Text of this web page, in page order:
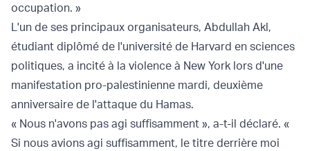
occupation. »
L'un de ses principaux organisateurs, Abdullah Akl,
étudiant diplômé de l'université de Harvard en sciences
politiques, a incité à la violence à New York lors d'une
manifestation pro-palestinienne mardi, deuxième
anniversaire de l'attaque du Hamas.
« Nous n'avons pas agi suffisamment », a-t-il déclaré. «
Si nous avions agi suffisamment, le titre derrière moi